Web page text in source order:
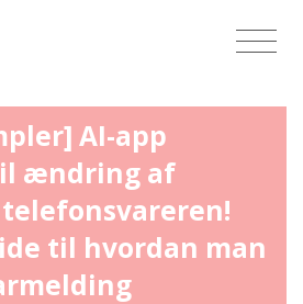
AI-app
ændring af
til hvordan man